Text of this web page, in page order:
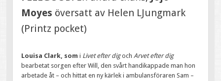
Moyes översatt av Helen LJungmark
(Printz pocket)
Louisa Clark, som i Livet efter digochArvet efter dig
bearbetat sorgen efter Will, den svårt handikappade man hon
arbetade åt – och hittat en ny kärlek i ambulansföraren Sam –